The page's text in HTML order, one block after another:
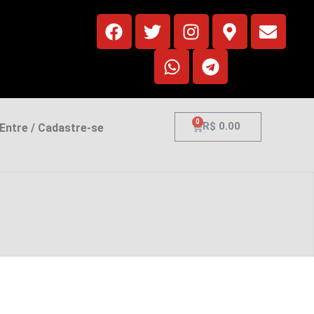
Entre / Cadastre-se R$ 0.00
0